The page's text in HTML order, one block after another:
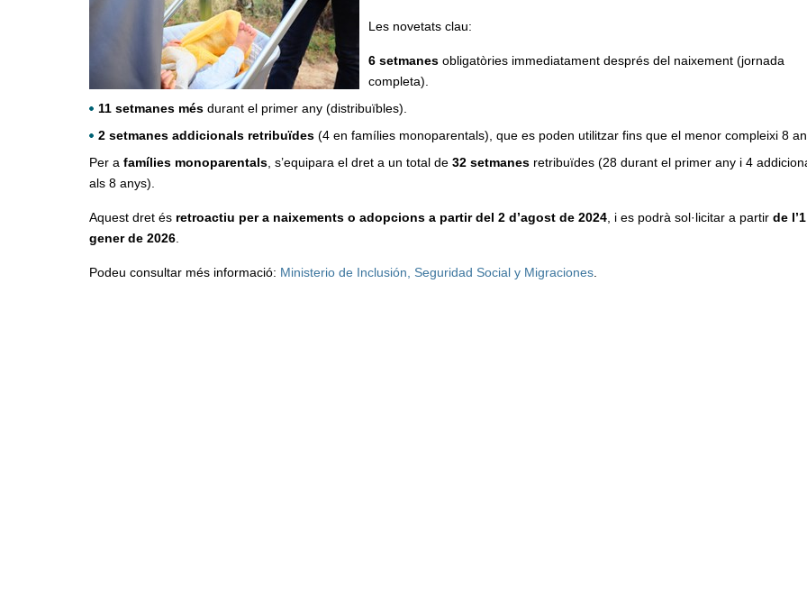
Les novetats clau:
6 setmanes obligatòries immediatament després del naixement (jornada
completa).
11 setmanes més durant el primer any (distribuïbles).
2 setmanes addicionals retribuïdes (4 en famílies monoparentals), que es poden utilitzar fins que el menor compleixi 8
Per a famílies monoparentals , s’equipara el dret a un total de 32 setmanes retribuïdes (28 durant el primer any i 4
als 8 anys).
Aquest dret és retroactiu per a naixements o adopcions a partir del 2 d’agost de 2024 , i es podrà sol·licitar a partir de
gener de 2026
Podeu consultar més informació: Ministerio de Inclusión, Seguridad Social y Migraciones